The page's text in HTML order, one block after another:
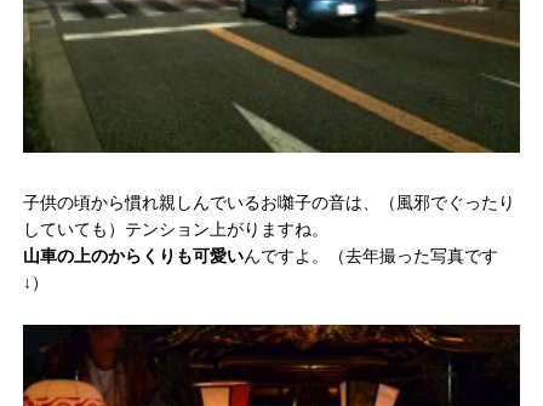
子供の頃から慣れ親しんでいるお囃子の音は、（風邪でぐったり
していても）テンション上がりますね。
山車の上のからくりも可愛いんですよ。（去年撮った写真です
↓）